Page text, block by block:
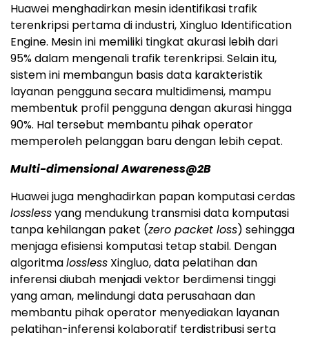
Huawei menghadirkan mesin identifikasi trafik
terenkripsi pertama di industri, Xingluo Identification
Engine. Mesin ini memiliki tingkat akurasi lebih dari
95% dalam mengenali trafik terenkripsi. Selain itu,
sistem ini membangun basis data karakteristik
layanan pengguna secara multidimensi, mampu
membentuk profil pengguna dengan akurasi hingga
90%. Hal tersebut membantu pihak operator
memperoleh pelanggan baru dengan lebih cepat.
Multi-dimensional Awareness@2B
Huawei juga menghadirkan papan komputasi cerdas
losslessyang mendukung transmisi data komputasi
tanpa kehilangan paket (zero packet loss) sehingga
menjaga efisiensi komputasi tetap stabil. Dengan
algoritmalossless Xingluo, data pelatihan dan
inferensi diubah menjadi vektor berdimensi tinggi
yang aman, melindungi data perusahaan dan
membantu pihak operator menyediakan layanan
pelatihan-inferensi kolaboratif terdistribusi serta